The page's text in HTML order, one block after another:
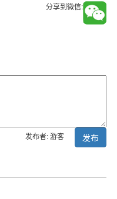
分享到微信:
发布者: 游客 发布